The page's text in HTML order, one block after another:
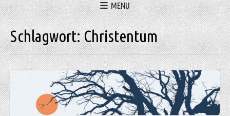
MENU
Schlagwort:Christentum